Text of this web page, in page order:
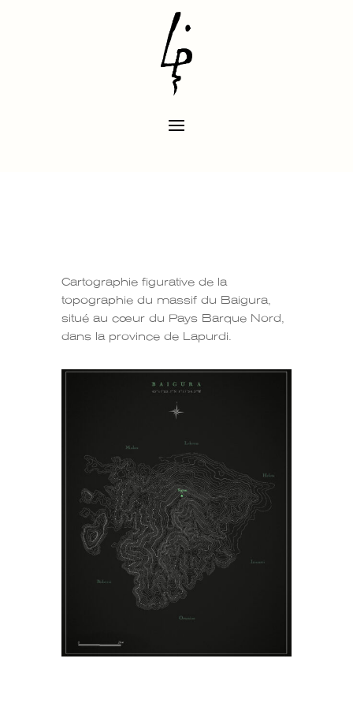
Cartographie figurative de la
topographie du massif du Baigura,
situé au cœur du Pays Barque Nord,
dans la province de Lapurdi.